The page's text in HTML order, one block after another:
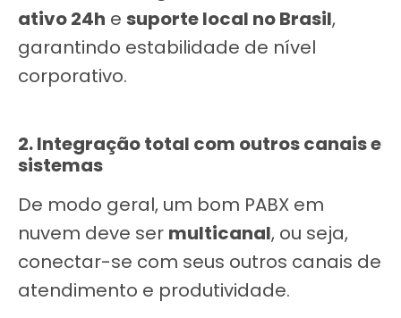
ativo 24h e suporte local no Brasil,
garantindo estabilidade de nível
corporativo.
2. Integração total com outros canais e
sistemas
De modo geral, um bom PABX em
nuvem deve ser multicanal, ou seja,
conectar-se com seus outros canais de
atendimento e produtividade.